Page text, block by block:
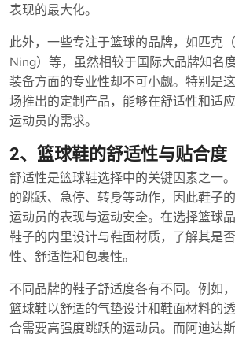
表现的最大化。
此外，一些专注于篮球的品牌，如匹克
Ning）等，虽然相较于国际大品牌知名
装备方面的专业性却不可小觑。特别是
场推出的定制产品，能够在舒适性和适
运动员的需求。
2、篮球鞋的舒适性与贴合度
舒适性是篮球鞋选择中的关键因素之一
的跳跃、急停、转身等动作，因此鞋子
运动员的表现与运动安全。在选择篮球
鞋子的内里设计与鞋面材质，了解其是
性、舒适性和包裹性。
不同品牌的鞋子舒适度各有不同。例如
篮球鞋以舒适的气垫设计和鞋面材料的
合需要高强度跳跃的运动员。而阿迪达